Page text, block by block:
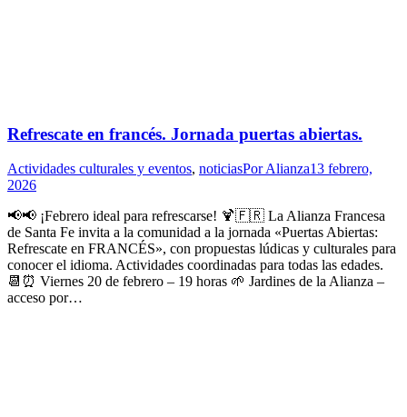
Refrescate en francés. Jornada puertas abiertas.
Actividades culturales y eventos, noticiasPorAlianza13 febrero,
2026
📢📢 ¡Febrero ideal para refrescarse! 🍹🇫🇷 La Alianza Francesa
de Santa Fe invita a la comunidad a la jornada «Puertas Abiertas:
Refrescate en FRANCÉS», con propuestas lúdicas y culturales para
conocer el idioma. Actividades coordinadas para todas las edades.
📆⏰️ Viernes 20 de febrero – 19 horas 🌱 Jardines de la Alianza –
acceso por…